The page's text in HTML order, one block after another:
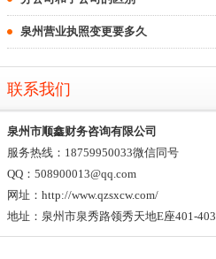
泉州营业执照变更要多久
联系我们
泉州市顺鑫财务咨询有限公司
服务热线：18759950033微信同号
QQ：508900013@qq.com
网址：http://www.qzsxcw.com/
地址：泉州市泉秀路领秀天地E座401-403